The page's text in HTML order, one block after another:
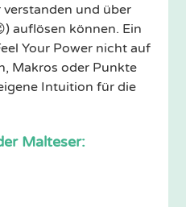
und über
auflösen können. Ein
Your Power nicht auf
Makros oder Punkte
Intuition für die
Malteser: